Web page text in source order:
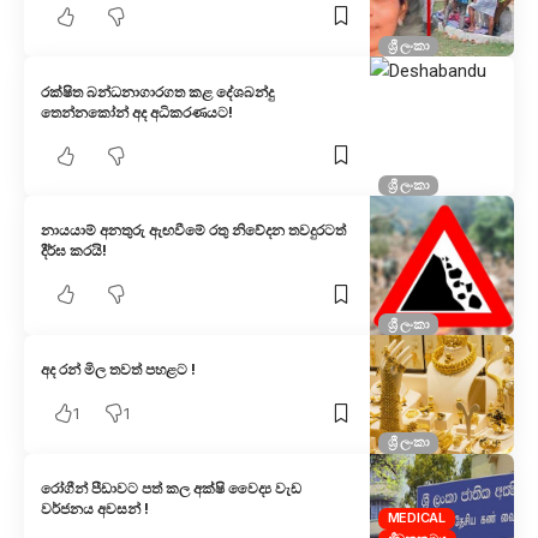
ශ්‍රී ලංකා
ශ්‍රී ලංකා
රක්ෂිත බන්ධනාගාරගත කළ දේශබන්දු
තෙන්නකෝන් අද අධිකරණයට!
ශ්‍රී ලංකා
නායයාම් අනතුරු ඇඟවීමේ රතු නිවේදන තවදුරටත්
දීර්ඝ කරයි!
ශ්‍රී ලංකා
අද රන් මිල තවත් පහළට !
1 1
MEDICAL
රෝගීන් පීඩාවට පත් කල අක්ෂි වෛද්‍ය වැඩ
වර්ජනය අවසන් !